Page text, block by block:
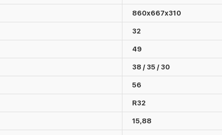
860x667x310
32
49
38 / 35 / 30
56
R32
15,88